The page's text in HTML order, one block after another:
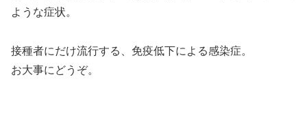
ような症状。
接種者にだけ流行する、免疫低下による感染症。
お大事にどうぞ。